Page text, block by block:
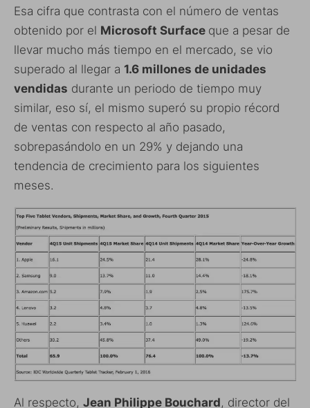
Esa cifra que contrasta con el número de ventas
obtenido por el Microsoft Surface que a pesar de
llevar mucho más tiempo en el mercado, se vio
superado al llegar a 1.6 millones de unidades
vendidas durante un periodo de tiempo muy
similar, eso sí, el mismo superó su propio récord
de ventas con respecto al año pasado,
sobrepasándolo en un 29% y dejando una
tendencia de crecimiento para los siguientes
meses.
Al respecto, Jean Philippe Bouchard, director del